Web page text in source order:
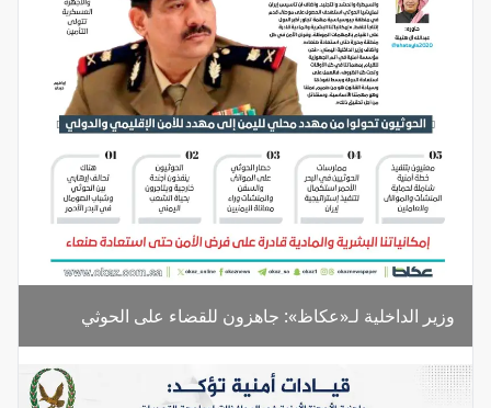
وزير الداخلية لـ«عكاظ»: جاهزون للقضاء على الحوثي